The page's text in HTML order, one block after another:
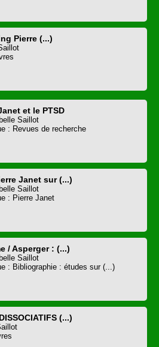
Pierre (...)
et le PTSD
Saillot
: Revues de recherche
Janet sur (...)
Saillot
: Pierre Janet
/ Asperger : (...)
Saillot
: Bibliographie : études sur (...)
(...)